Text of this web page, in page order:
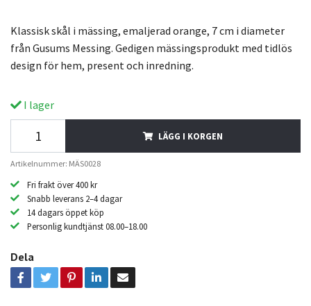
Klassisk skål i mässing, emaljerad orange, 7 cm i diameter
från Gusums Messing. Gedigen mässingsprodukt med tidlös
design för hem, present och inredning.
I lager
LÄGG I KORGEN
Artikelnummer: MÄS0028
Fri frakt över 400 kr
Snabb leverans 2–4 dagar
14 dagars öppet köp
Personlig kundtjänst 08.00–18.00
Dela